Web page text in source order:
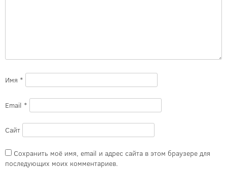
Имя *
Email *
Сайт
Сохранить моё имя, email и адрес сайта в этом браузере для
последующих моих комментариев.